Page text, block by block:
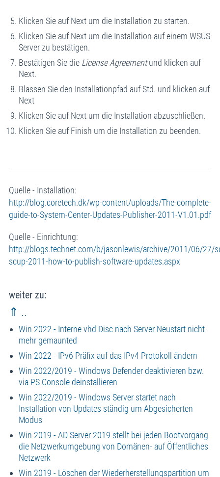
Klicken Sie auf Next um die Installation zu starten.
Klicken Sie auf Next um die Installation auf einem WSUS
Server zu bestätigen.
Bestätigen Sie die License Agreementund klicken auf
Next.
Blassen Sie den Installationpfad auf Std. und klicken auf
Next
Klicken Sie auf Next um die Installation abzuschließen.
Klicken Sie auf Finish um die Installation zu beenden.
Quelle - Installation:
http://blog.coretech.dk/wp-content/uploads/The-complete-
guide-to-System-Center-Updates-Publisher-2011-V1.01.pdf
Quelle - Einrichtung:
http://blogs.technet.com/b/jasonlewis/archive/2011/06/27/
scup-2011-how-to-publish-software-updates.aspx
weiter zu:
⇑ ..
Win 2022 - Interne vhd Disc nach Server Neustart nicht
mehr gemaunted
Win 2022 - IPv6 Präfix auf das IPv4 Protokoll ändern
Win 2022/2019 - Windows Defender deaktivieren bzw.
via PS Console deinstallieren
Win 2022/2019 - Windows Server startet nach
Installation von Updates ständig um Abgesicherten
Modus
Win 2019 - AD Server 2019 stellt bei jeden Bootvorgang
die Netzwerkumgebung von Domänen- auf Öffentliches
Netzwerk
Win 2019 - Löschen der Wiederherstellungspartition um